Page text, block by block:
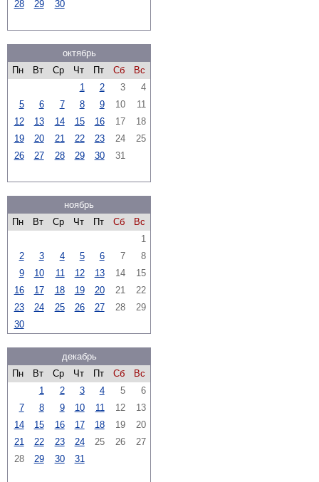
28 29 30
октябрь
Пн
Вт Ср Чт Пт Сб
Вс
1
2 3
4
5
6 7 8 9 10
11
12
13 14 15 16 17
18
19
20 21 22 23 24
25
26
27 28 29 30 31
ноябрь
Пн
Вт Ср Чт Пт Сб
Вс
1
2
3 4 5 6 7
8
9
10 11 12 13 14
15
16
17 18 19 20 21
22
23
24 25 26 27 28
29
30
декабрь
Пн
Вт Ср Чт Пт Сб
Вс
1
2 3 4 5
6
7
8 9 10 11 12
13
14
15 16 17 18 19
20
21
22 23 24 25 26
27
28
29 30 31